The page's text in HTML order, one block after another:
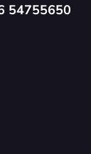
54755650